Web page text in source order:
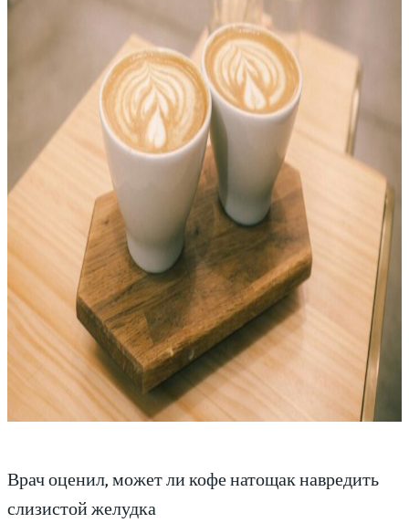
Врач оценил, может ли кофе натощак навредить
слизистой желудка